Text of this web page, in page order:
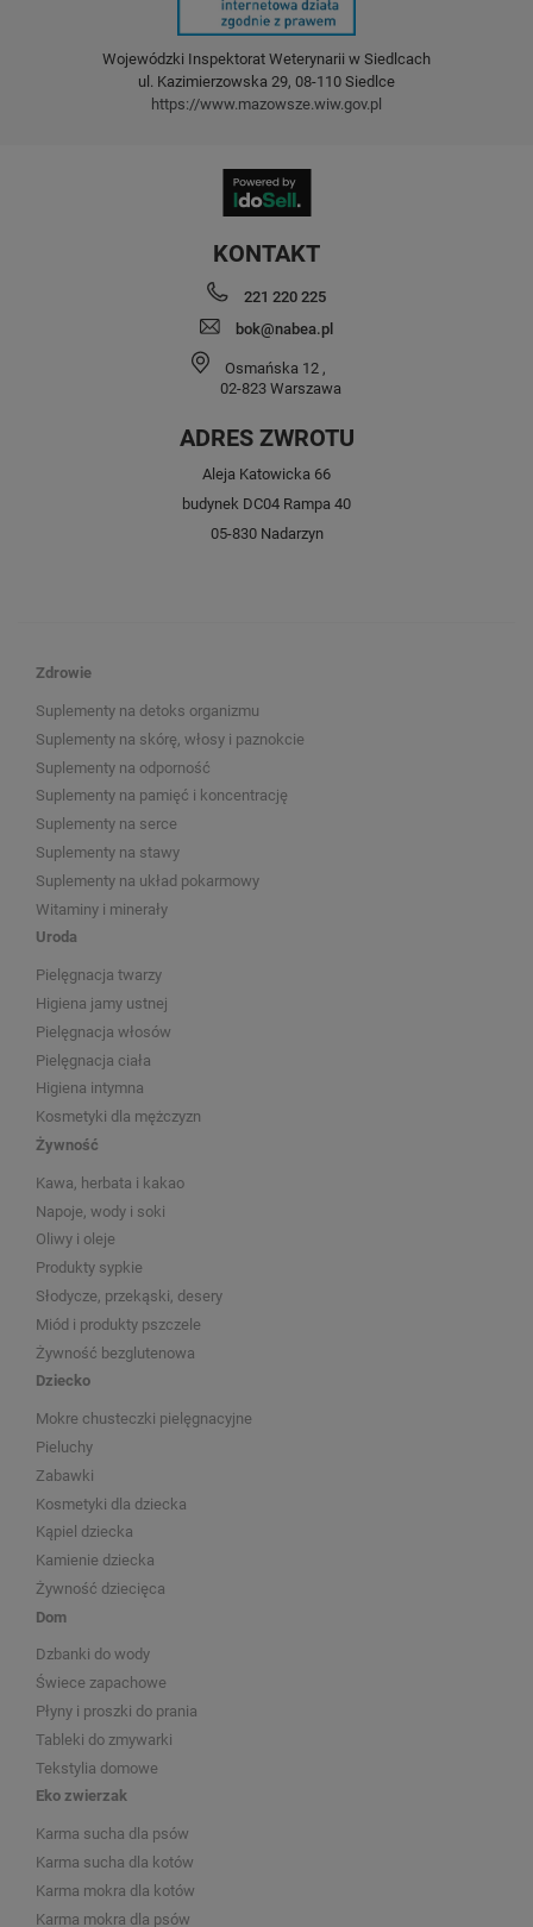
Wojewódzki Inspektorat Weterynarii w Siedlcach
ul. Kazimierzowska 29, 08-110 Siedlce
https://www.mazowsze.wiw.gov.pl
KONTAKT
221 220 225
bok@nabea.pl
Osmańska 12 ,
02-823 Warszawa
ADRES ZWROTU
Aleja Katowicka 66
budynek DC04 Rampa 40
05-830 Nadarzyn
Zdrowie
Suplementy na detoks organizmu
Suplementy na skórę, włosy i paznokcie
Suplementy na odporność
Suplementy na pamięć i koncentrację
Suplementy na serce
Suplementy na stawy
Suplementy na układ pokarmowy
Witaminy i minerały
Uroda
Pielęgnacja twarzy
Higiena jamy ustnej
Pielęgnacja włosów
Pielęgnacja ciała
Higiena intymna
Kosmetyki dla mężczyzn
Żywność
Kawa, herbata i kakao
Napoje, wody i soki
Oliwy i oleje
Produkty sypkie
Słodycze, przekąski, desery
Miód i produkty pszczele
Żywność bezglutenowa
Dziecko
Mokre chusteczki pielęgnacyjne
Pieluchy
Zabawki
Kosmetyki dla dziecka
Kąpiel dziecka
Kamienie dziecka
Żywność dziecięca
Dom
Dzbanki do wody
Świece zapachowe
Płyny i proszki do prania
Tableki do zmywarki
Tekstylia domowe
Eko zwierzak
Karma sucha dla psów
Karma sucha dla kotów
Karma mokra dla kotów
Karma mokra dla psów